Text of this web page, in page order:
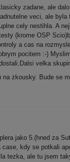
zadane, ale
veci, ale
cely nestihla. A
(krome OSP
a cas na
pocitem :-)
velka
zkousky. Bude se
jako 5.(hned za
kdy se potkali
tezka, ale tu jsem